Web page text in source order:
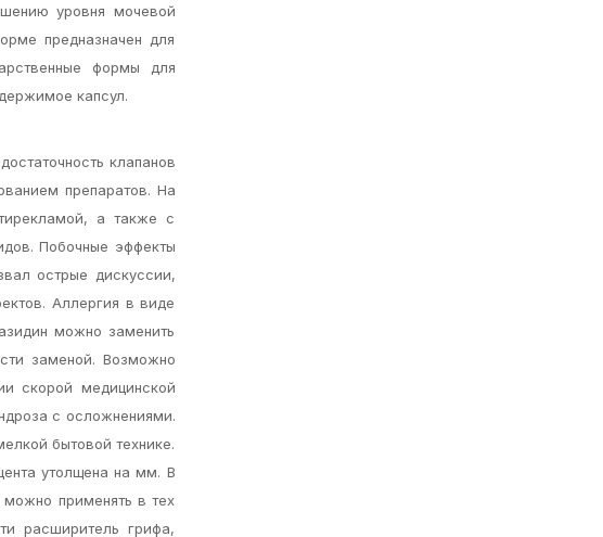
уровня мочевой
предназначен для
формы для
капсул.
клапанов
препаратов. На
а также с
Побочные эффекты
острые дискуссии,
Аллергия в виде
можно заменить
заменой. Возможно
скорой медицинской
с осложнениями.
бытовой технике.
утолщена на мм. В
применять в тех
расширитель грифа,